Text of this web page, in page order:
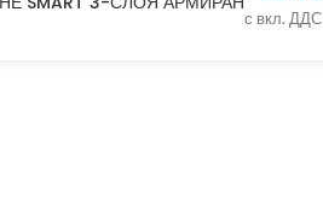
с вкл. ДДС